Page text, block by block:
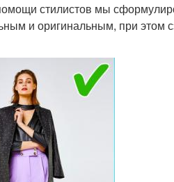
стилистов мы
и оригинальным, при этом